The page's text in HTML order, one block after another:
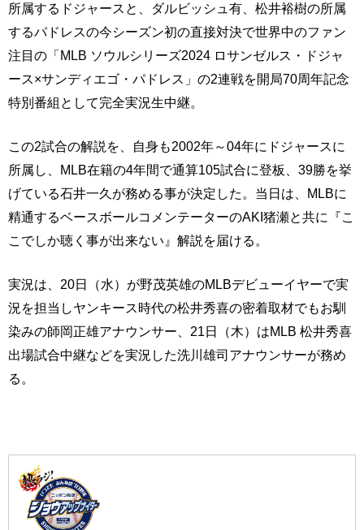
所属するドジャースと、ダルビッシュ有、松井裕樹の所属
するパドレスの今シーズン初の直接対決で世界中のファン
注目の「MLB ソウルシリーズ2024 ロサンゼルス・ドジャ
ース×サンディエゴ・パドレス」の2連戦を開局70周年記念
特別番組として完全実況生中継。
この2試合の解説を、自身も2002年～04年にドジャースに
所属し、MLB在籍の4年間で通算105試合に登板、39勝を挙
げている石井一久が務める事が決定した。当日は、MLBに
精通するベースボールコメンテーターのAKI猪瀬と共に『こ
こでしか聴く事が出来ない』解説を届ける。
実況は、20日（水）が野茂英雄のMLBデビューイヤーで実
況を担当しヤンキース時代の松井秀喜の密着取材でもお馴
染みの師岡正雄アナウンサー、21日（木）はMLB 松井秀喜
出場試合中継などを実況した洗川雄司アナウンサーが務め
る。